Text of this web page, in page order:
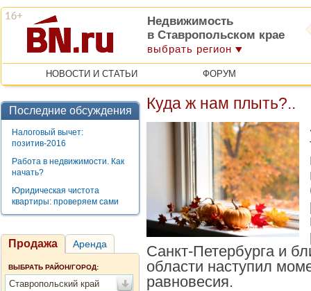
Недвижимость
в Ставропольском крае
выбрать регион
НОВОСТИ И СТАТЬИ ФОРУМ
Последние обсуждения
Налоговый вычет:
позитив-2016
Работа в недвижимости. Как
начать?
Юридическая чистота
квартиры: проверяем сами
Продажа Аренда
ВЫБРАТЬ РАЙОН/ГОРОД:
Ставропольский край
Куда ж нам плыть?..
Санкт-Петербурга и
области наступил
равновесия.